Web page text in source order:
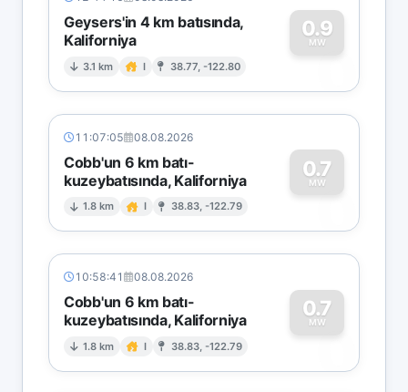
Geysers'in 4 km batısında,
Kaliforniya
3.1 km I 38.77, -122.80
0.9
MW
0
11:07:05 08.08.2026
Cobb'un 6 km batı-
kuzeybatısında, Kaliforniya
1.8 km I 38.83, -122.79
0.7
MW
0
10:58:41 08.08.2026
Cobb'un 6 km batı-
kuzeybatısında, Kaliforniya
1.8 km I 38.83, -122.79
0.7
MW
0